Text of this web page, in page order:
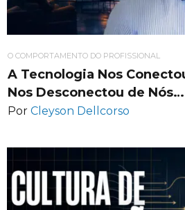
O COMPORTAMENTO DO PROFISSIONAL
A Tecnologia Nos
Nos Desconectou de Nós…
Por Cleyson Dellcorso